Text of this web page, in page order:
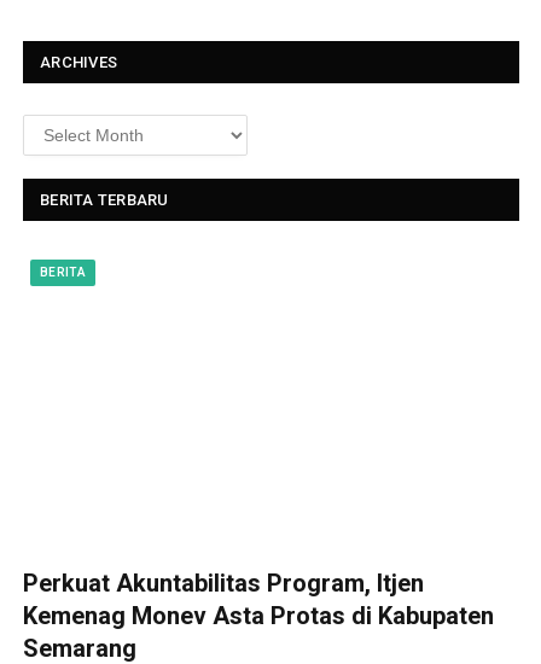
ARCHIVES
BERITA TERBARU
BERITA
Perkuat Akuntabilitas Program, Itjen
Kemenag Monev Asta Protas di Kabupaten
Semarang